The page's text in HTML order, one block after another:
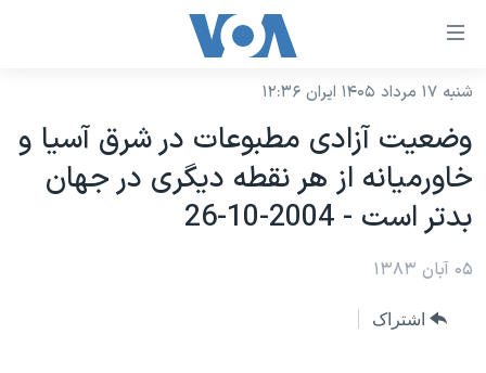
لینکهای
دسترسی
جهش
محتوای
اصلی
به
صفحه
نسخه سبک وب‌سایت
موضوع ها
ایران
آمریکا
جهان
برنامه های تلویزیونی
جدول برنامه ها
صفحه‌های ویژه
شنبه ۱۷ مرداد ۱۴۰۵ ایران ۱۲:۳۶
وضعيت آزادی مطبوعات در شرق آسيا و
خاورميانه از هر نقطه ديگری در جهان
بدتر است - 2004-10-26
۰۵ آبان ۱۳۸۳
اشتراک